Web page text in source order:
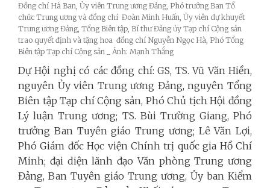
Đồng chí Hà Ban, Ủy viên Trung ương Đảng, Phó trưởng Ban Tổ
chức Trung ương và đồng chí Đoàn Minh Huấn, Ủy viên dự khuyết
Trung ương Đảng, Tổng Biên tập, Bí thư Đảng ủy Tạp chí Cộng sản
trao quyết định và tặng hoa đồng chí Nguyễn Ngọc Hà, Phó Tổng
Biên tập Tạp chí Cộng sản _ Ảnh: Mạnh Thắng
Dự Hội nghị có các đồng chí: GS, TS. Vũ Văn Hiền,
nguyên Ủy viên Trung ương Đảng, nguyên Tổng
Biên tập Tạp chí Cộng sản, Phó Chủ tịch Hội đồng
Lý luận Trung ương; TS. Bùi Trường Giang, Phó
trưởng Ban Tuyên giáo Trung ương; Lê Văn Lợi,
Phó Giám đốc Học viện Chính trị quốc gia Hồ Chí
Minh; đại diện lãnh đạo Văn phòng Trung ương
Đảng, Ban Tuyên giáo Trung ương, Ủy ban Kiểm